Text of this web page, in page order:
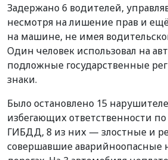
Задержано 6 водителей,
несмотря на лишение прав и
на машине, не имея
Один человек использовал на
подложные государственные
знаки.
Было остановлено 15
избегающих ответственности
ГИБДД, 8 из них — злостные и
совершавшие аварийноопасные